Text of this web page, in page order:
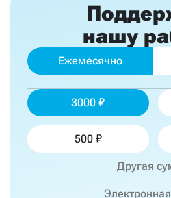
нашу
Ежемесячно
3000
500